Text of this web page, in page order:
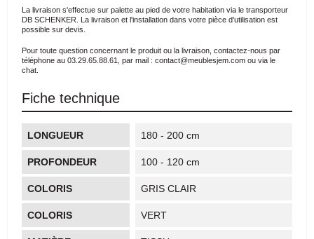
La livraison s'effectue sur palette au pied de votre habitation via le transporteur
DB SCHENKER. La livraison et l'installation dans votre pièce d'utilisation est
possible sur devis.
Pour toute question concernant le produit ou la livraison, contactez-nous par
téléphone au 03.29.65.88.61, par mail : contact@meublesjem.com ou via le
chat.
Fiche technique
LONGUEUR 180 - 200 cm
PROFONDEUR 100 - 120 cm
COLORIS GRIS CLAIR
COLORIS VERT